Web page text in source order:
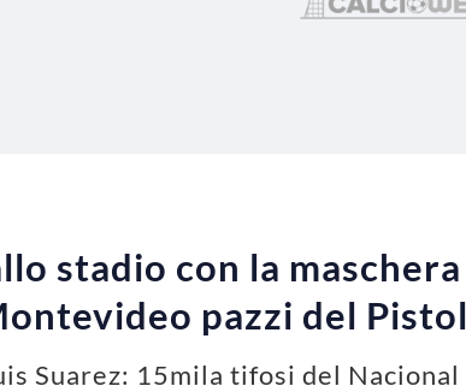
stadio con la
pazzi del
Suarez: 15mila tifosi del